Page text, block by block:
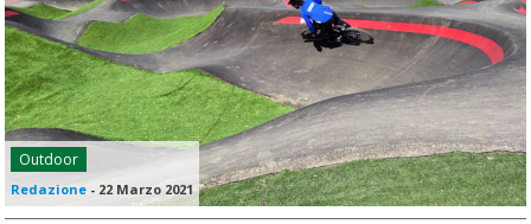
Outdoor
Redazione - 22 Marzo 2021